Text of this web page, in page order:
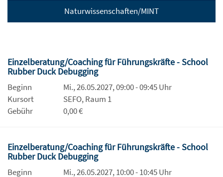
Naturwissenschaften/MINT
Einzelberatung/Coaching für Führungskräfte - School
Rubber Duck Debugging
Beginn
Mi., 26.05.2027, 09:00 - 09:45 Uhr
Kursort
SEFO, Raum 1
Gebühr
0,00 €
Einzelberatung/Coaching für Führungskräfte - School
Rubber Duck Debugging
Beginn Mi., 26.05.2027, 10:00 - 10:45 Uhr